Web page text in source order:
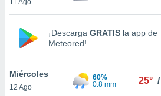
cookies
aceptar
¡Descarga GRATIS la app de
Meteored!
Miércoles
12 Ago
60%
0.8 mm
25° /